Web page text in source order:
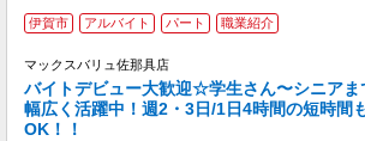
伊賀市 アルバイト パート 職業紹介
マックスバリュ佐那具店
バイトデビュー大歓迎☆学生さん〜シニアま
幅広く活躍中！週2・3日/1日4時間の短時間
OK！！